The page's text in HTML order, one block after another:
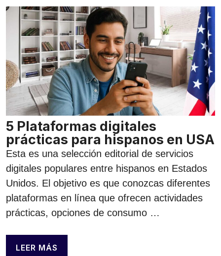
5 Plataformas digitales
prácticas para hispanos en USA
Esta es una selección editorial de servicios
digitales populares entre hispanos en Estados
Unidos. El objetivo es que conozcas diferentes
plataformas en línea que ofrecen actividades
prácticas, opciones de consumo …
LEER MÁS